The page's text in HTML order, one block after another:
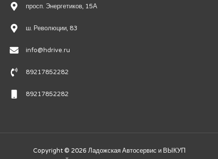
просп. Энергетиков, 15А
ш. Революции, 83
info@hdrive.ru
89217852282
89217852282
Copyright © 2026 Ладожская Автосервис и ВЫКУП